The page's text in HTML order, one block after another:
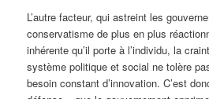
L’autre facteur, qui astreint les
conservatisme de plus en plus
inhérente qu’il porte à l’individu, la
système politique et social ne tolère
besoin constant d’innovation. C’est